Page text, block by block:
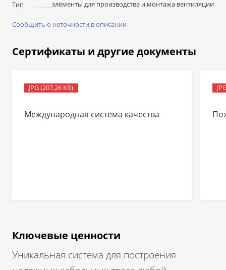
Тип элементы для производства и монтажа вентиляции
Сообщить о неточности в описании
Сертификаты и другие документы
JPG (207,26 Кб)
Международная система качества
Ключевые ценности
Уникальная система для построения